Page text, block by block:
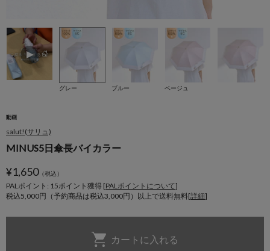
グレー ブルー ベージュ
動画
salut!(サリュ)
MINUS5日傘長バイカラー
¥1,650（税込）
PALポイント: 15ポイント獲得 [PALポイントについて]
税込5,000円（予約商品は税込3,000円）以上で送料無料[詳細]